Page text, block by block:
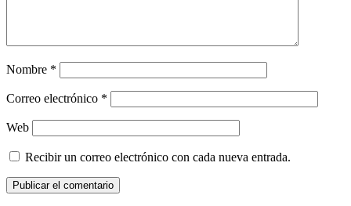
Nombre *
Correo electrónico *
Web
Recibir un correo electrónico con cada nueva entrada.